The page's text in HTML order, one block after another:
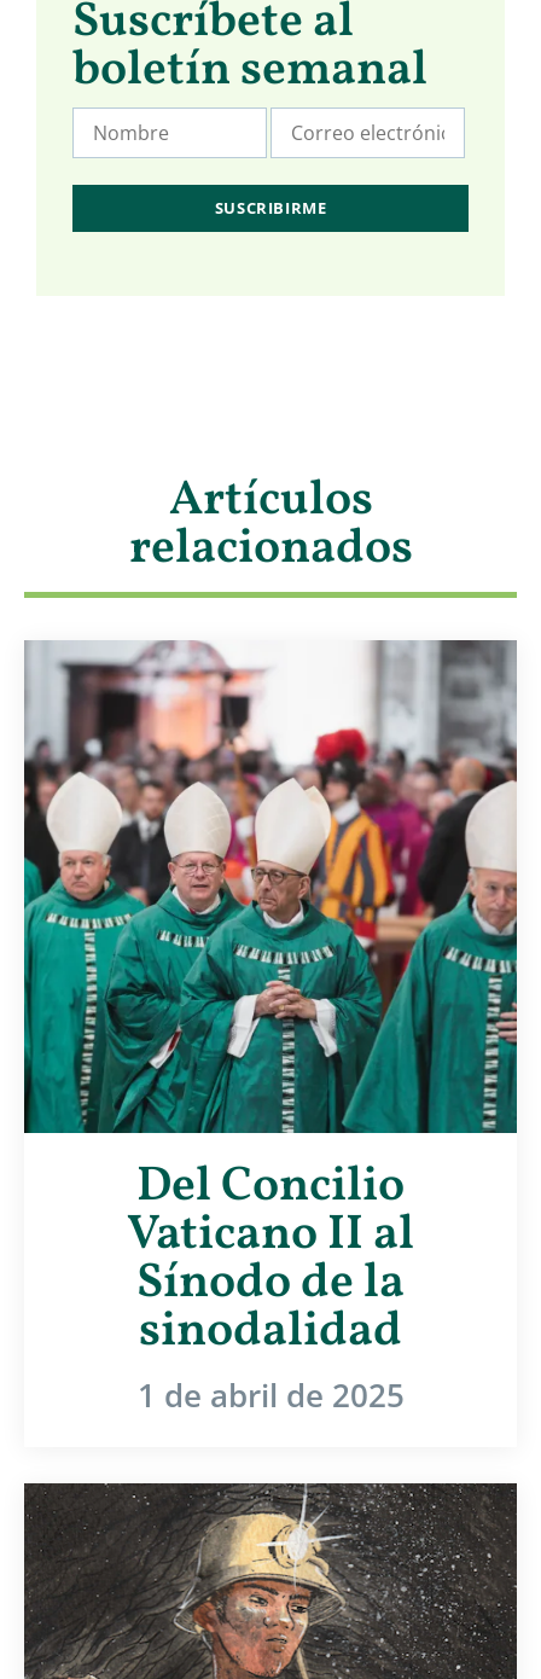
Suscríbete al
boletín semanal
Artículos
relacionados
Del Concilio
Vaticano II al
Sínodo de la
sinodalidad
1 de abril de 2025